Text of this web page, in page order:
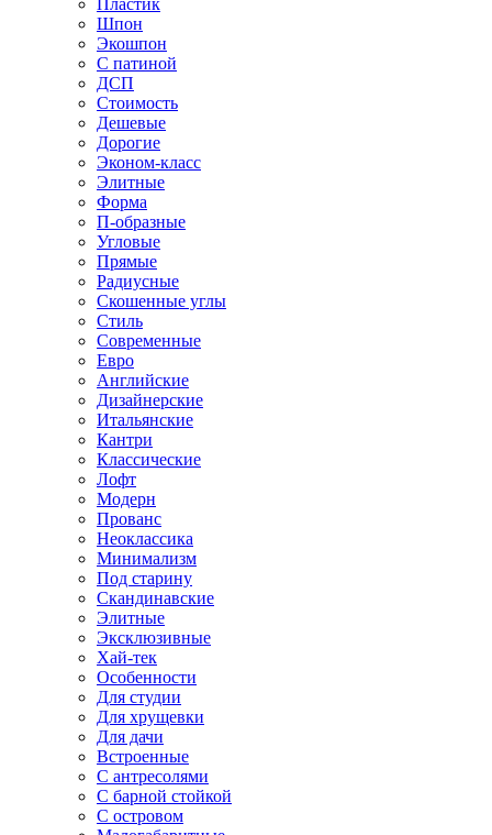
Пластик
Шпон
Экошпон
С патиной
ДСП
Стоимость
Дешевые
Дорогие
Эконом-класс
Элитные
Форма
П-образные
Угловые
Прямые
Радиусные
Скошенные углы
Стиль
Современные
Евро
Английские
Дизайнерские
Итальянские
Кантри
Классические
Лофт
Модерн
Прованс
Неоклассика
Минимализм
Под старину
Скандинавские
Элитные
Эксклюзивные
Хай-тек
Особенности
Для студии
Для хрущевки
Для дачи
Встроенные
С антресолями
С барной стойкой
С островом